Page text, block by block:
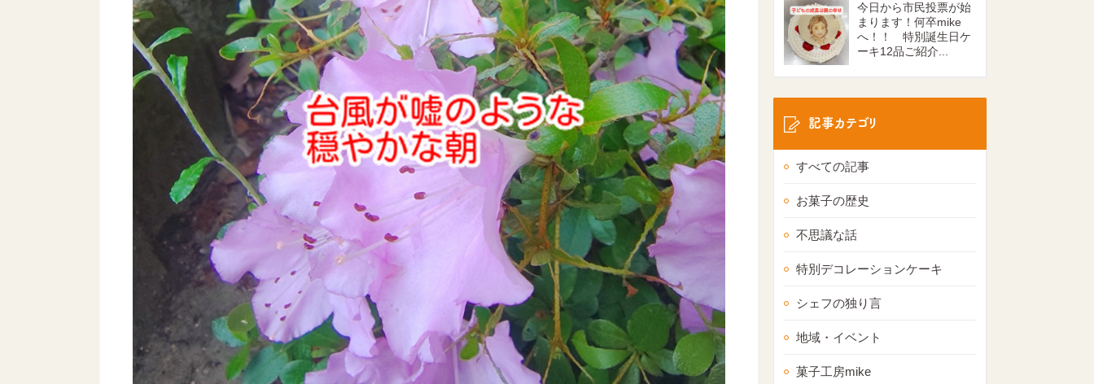
今日から市民投票が始
まります！何卒mike
へ！！ 特別誕生日ケ
ーキ12品ご紹介...
記事カテゴリ
すべての記事
お菓子の歴史
不思議な話
特別デコレーションケーキ
シェフの独り言
地域・イベント
菓子工房mike